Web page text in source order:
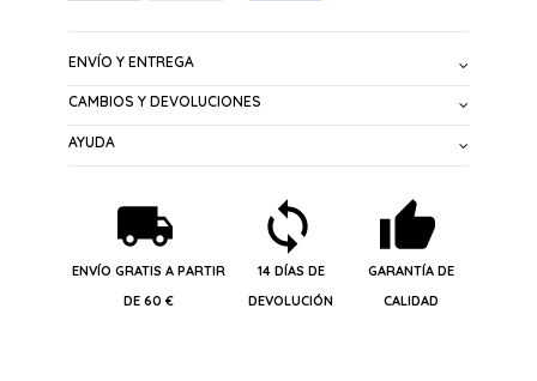
ENVÍO Y ENTREGA
CAMBIOS Y DEVOLUCIONES
AYUDA
ENVÍO GRATIS A PARTIR
DE 60 €
14 DÍAS DE
DEVOLUCIÓN
GARANTÍA DE
CALIDAD